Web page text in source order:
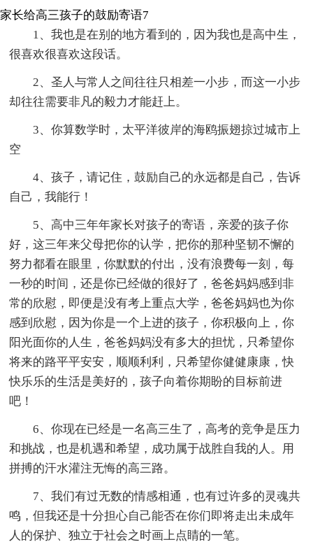
家长给高三孩子的鼓励寄语7
1、我也是在别的地方看到的，因为我也是高中生，
很喜欢很喜欢这段话。
2、圣人与常人之间往往只相差一小步，而这一小步
却往往需要非凡的毅力才能赶上。
3、你算数学时，太平洋彼岸的海鸥振翅掠过城市上
空
4、孩子，请记住，鼓励自己的永远都是自己，告诉
自己，我能行！
5、高中三年年家长对孩子的寄语，亲爱的孩子你
好，这三年来父母把你的认学，把你的那种坚韧不懈的
努力都看在眼里，你默默的付出，没有浪费每一刻，每
一秒的时间，还是你已经做的很好了，爸爸妈妈感到非
常的欣慰，即便是没有考上重点大学，爸爸妈妈也为你
感到欣慰，因为你是一个上进的孩子，你积极向上，你
阳光面你的人生，爸爸妈妈没有多大的担忧，只希望你
将来的路平平安安，顺顺利利，只希望你健健康康，快
快乐乐的生活是美好的，孩子向着你期盼的目标前进
吧！
6、你现在已经是一名高三生了，高考的竞争是压力
和挑战，也是机遇和希望，成功属于战胜自我的人。用
拼搏的汗水灌注无悔的高三路。
7、我们有过无数的情感相通，也有过许多的灵魂共
鸣，但我还是十分担心自己能否在你们即将走出未成年
人的保护、独立于社会之时画上点睛的一笔。